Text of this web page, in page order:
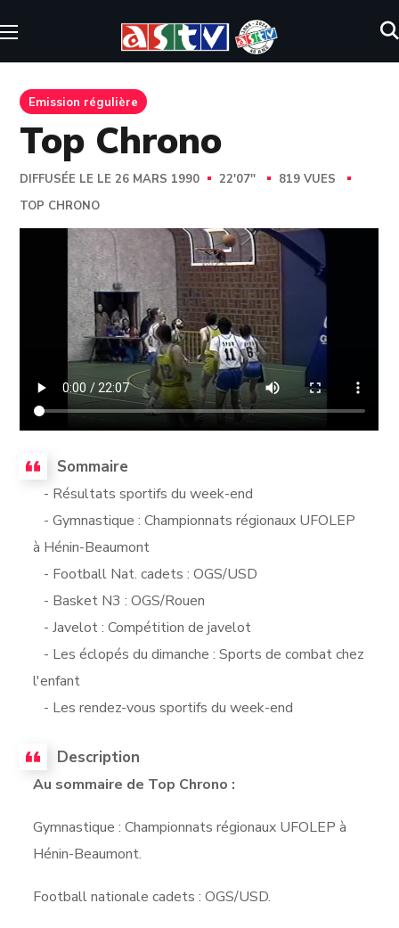
Emission régulière
Top Chrono
DIFFUSÉE LE LE 26 MARS 1990 22'07''
819 VUES
TOP CHRONO
Sommaire
- Résultats sportifs du week-end
- Gymnastique : Championnats régionaux UFOLEP
à Hénin-Beaumont
- Football Nat. cadets : OGS/USD
- Basket N3 : OGS/Rouen
- Javelot : Compétition de javelot
- Les éclopés du dimanche : Sports de combat chez
l'enfant
- Les rendez-vous sportifs du week-end
Description
Au sommaire de Top Chrono :
Gymnastique : Championnats régionaux UFOLEP à
Hénin-Beaumont.
Football nationale cadets : OGS/USD.